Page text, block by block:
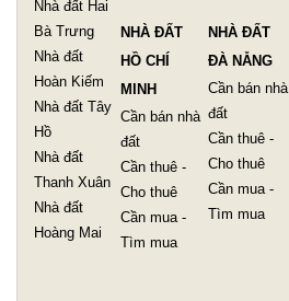
Nhà đất Hai
Bà Trưng
Nhà đất
Hoàn Kiếm
Nhà đất Tây
Hồ
Nhà đất
Thanh Xuân
Nhà đất
Hoàng Mai
NHÀ ĐẤT
HỒ CHÍ
MINH
Cần bán nhà
đất
Cần thuê -
Cho thuê
Cần mua -
Tìm mua
NHÀ ĐẤT
ĐÀ NẴNG
Cần bán nhà
đất
Cần thuê -
Cho thuê
Cần mua -
Tìm mua